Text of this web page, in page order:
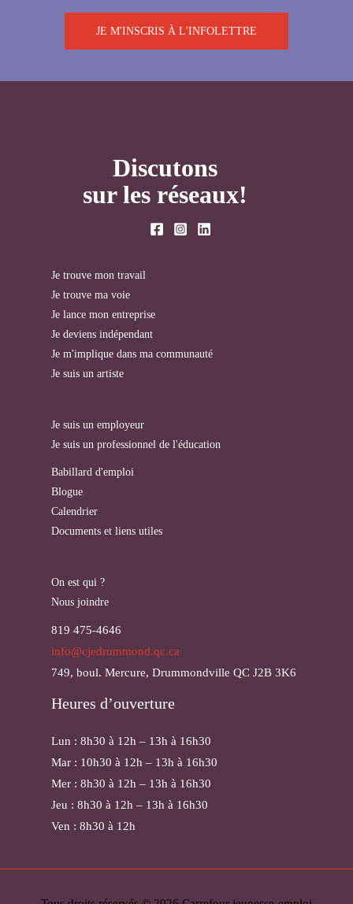
JE M'INSCRIS À L'INFOLETTRE
Discutons
sur les réseaux!
Je trouve mon travail
Je trouve ma voie
Je lance mon entreprise
Je deviens indépendant
Je m'implique dans ma communauté
Je suis un artiste
Je suis un employeur
Je suis un professionnel de l'éducation
Babillard d'emploi
Blogue
Calendrier
Documents et liens utiles
On est qui ?
Nous joindre
819 475-4646
info@cjedrummond.qc.ca
749, boul. Mercure, Drummondville QC J2B 3K6
Heures d’ouverture
Lun : 8h30 à 12h – 13h à 16h30
Mar : 10h30 à 12h – 13h à 16h30
Mer : 8h30 à 12h – 13h à 16h30
Jeu : 8h30 à 12h – 13h à 16h30
Ven : 8h30 à 12h